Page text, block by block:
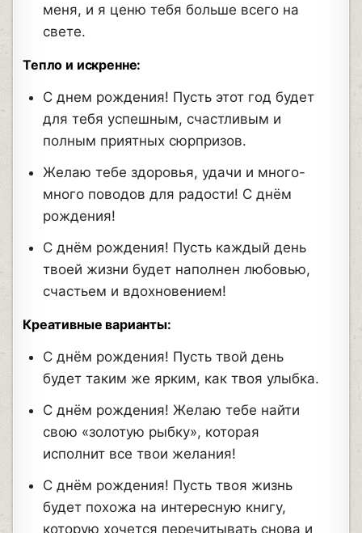
меня, и я ценю тебя больше всего на
свете.
Тепло и искренне:
С днем рождения! Пусть этот год будет
для тебя успешным, счастливым и
полным приятных сюрпризов.
Желаю тебе здоровья, удачи и много-
много поводов для радости! С днём
рождения!
С днём рождения! Пусть каждый день
твоей жизни будет наполнен любовью,
счастьем и вдохновением!
Креативные варианты:
С днём рождения! Пусть твой день
будет таким же ярким, как твоя улыбка.
С днём рождения! Желаю тебе найти
свою «золотую рыбку», которая
исполнит все твои желания!
С днём рождения! Пусть твоя жизнь
будет похожа на интересную книгу,
которую хочется перечитывать снова и